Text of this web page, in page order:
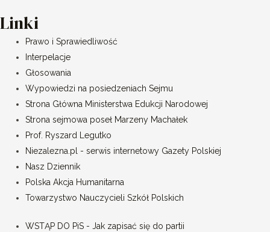
Linki
Prawo i Sprawiedliwość
Interpelacje
Głosowania
Wypowiedzi na posiedzeniach Sejmu
Strona Główna Ministerstwa Edukcji Narodowej
Strona sejmowa poseł Marzeny Machałek
Prof. Ryszard Legutko
Niezalezna.pl - serwis internetowy Gazety Polskiej
Nasz Dziennik
Polska Akcja Humanitarna
Towarzystwo Nauczycieli Szkół Polskich
WSTĄP DO PiS - Jak zapisać się do partii